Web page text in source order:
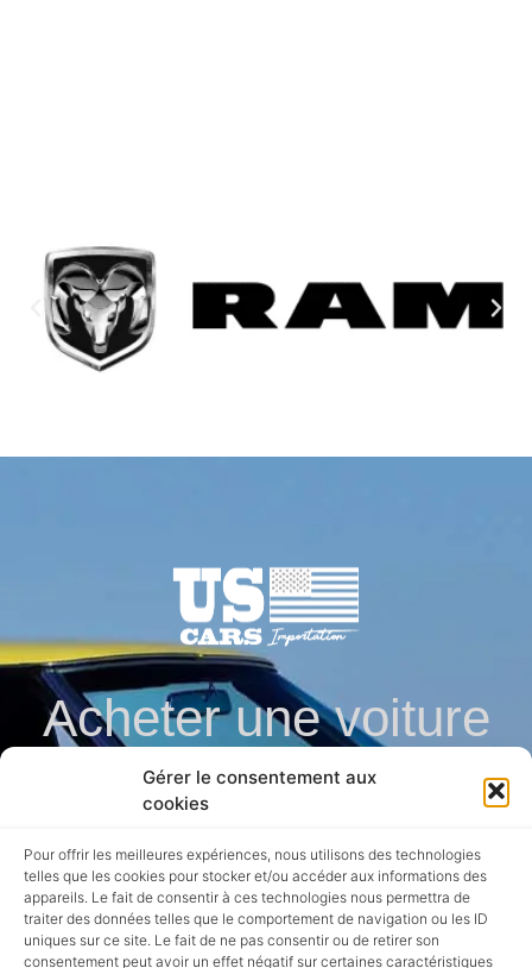
Gérer le consentement aux
cookies
Pour offrir les meilleures expériences, nous utilisons des technologies
telles que les cookies pour stocker et/ou accéder aux informations des
appareils. Le fait de consentir à ces technologies nous permettra de
traiter des données telles que le comportement de navigation ou les ID
uniques sur ce site. Le fait de ne pas consentir ou de retirer son
consentement peut avoir un effet négatif sur certaines caractéristiques
Acheter une voiture
en direct des usa en
toute securite